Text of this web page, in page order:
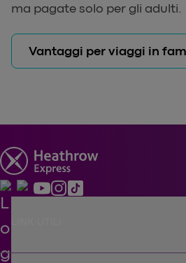
ma pagate solo per gli adulti.
Vantaggi per viaggi in